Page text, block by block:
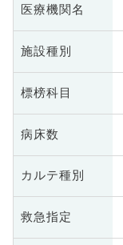
医療機関名
施設種別
標榜科目
病床数
カルテ種別
救急指定